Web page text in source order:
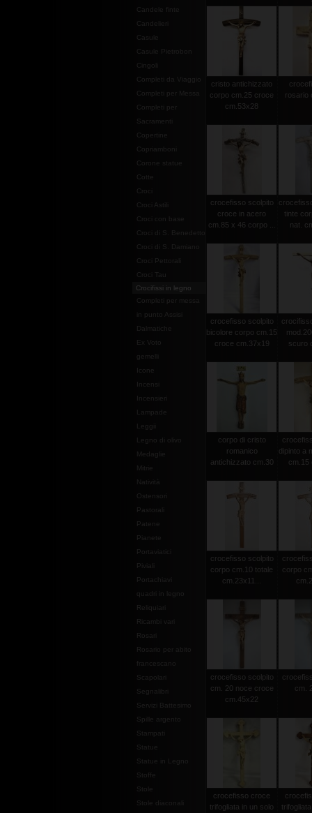
Candele finte
Candelieri
Casule
Casule Pietrobon
Cingoli
Completi da Viaggio
Completi per Messa
Completi per
Sacramenti
Copertine
Copriamboni
Corone statue
Cotte
Croci
Croci Astili
Croci con base
Croci di S. Benedetto
Croci di S. Damiano
Croci Pettorali
Croci Tau
Crocifissi in legno
Completi per messa
in punto Assisi
Dalmatiche
Ex Voto
gemelli
Leggii
Legno di olivo
Medaglie
Mitrie
Natività
Ostensori
Pastorali
Patene
Pianete
Portaviatici
Piviali
Portachiavi
quadri in legno
Reliquiari
Ricambi vari
Rosari
Rosario per abito
francescano
Scapolari
Segnalibri
Servizi Battesimo
Spille argento
Stampati
Statue
Statue in Legno
Stoffe
Stole
Stole diaconali
cristo antichizzato
corpo cm.25 croce
cm.53x28
rosario
crocefisso scolpito
croce in acero
cm.85 x 46 corpo ...
tinte
nat.
crocefisso scolpito
bicolore corpo cm.15
croce cm.37x19
scuro
corpo di cristo
romanico
antichizzato cm.30
dipinto a
cm.15
crocefisso scolpito
corpo cm.10 totale
cm.23x11...
corpo
crocefisso scolpito
cm. 20 noce croce
cm.45x22
cm.
crocefisso croce
trifogliata in un solo